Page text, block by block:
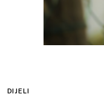
DIJELI